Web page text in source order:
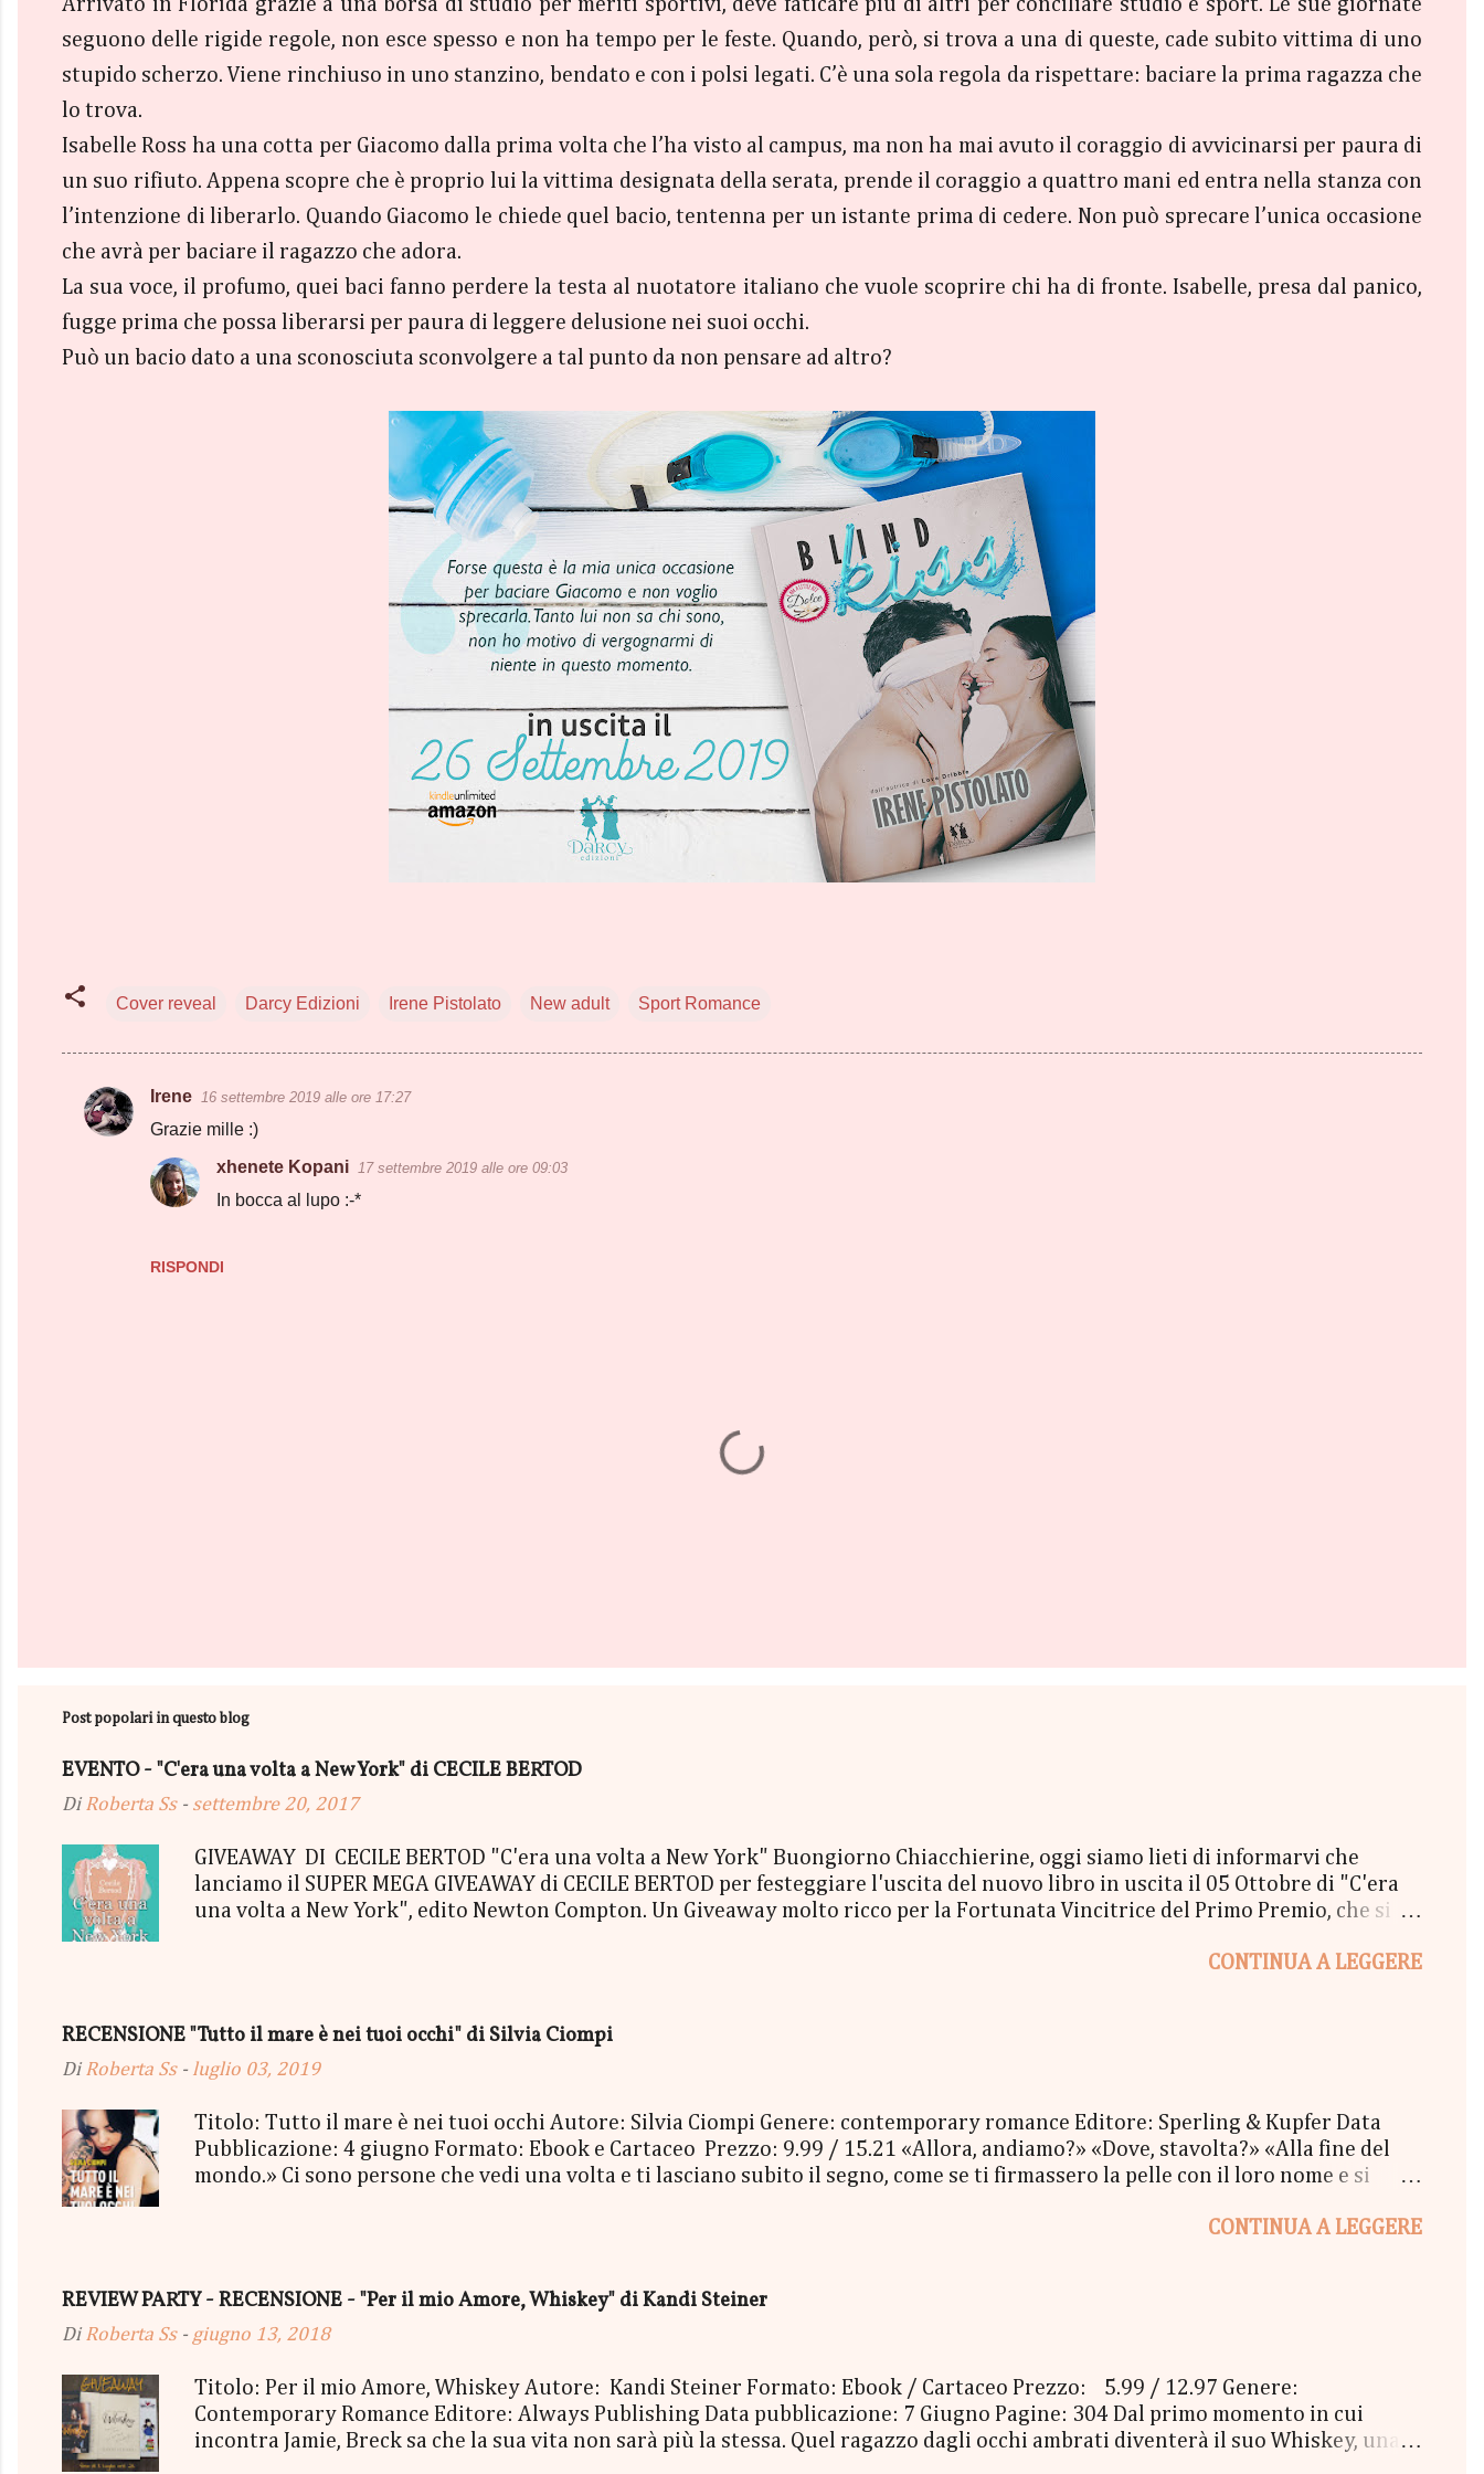
Arrivato in Florida grazie a una borsa di studio per meriti sportivi, deve faticare più di altri per conciliare studio e sport. Le sue giornate
seguono delle rigide regole, non esce spesso e non ha tempo per le feste. Quando, però, si trova a una di queste, cade subito vittima di uno
stupido scherzo. Viene rinchiuso in uno stanzino, bendato e con i polsi legati. C’è una sola regola da rispettare: baciare la prima ragazza che
lo trova.
Isabelle Ross ha una cotta per Giacomo dalla prima volta che l’ha visto al campus, ma non ha mai avuto il coraggio di avvicinarsi per paura di
un suo rifiuto. Appena scopre che è proprio lui la vittima designata della serata, prende il coraggio a quattro mani ed entra nella stanza con
l’intenzione di liberarlo. Quando Giacomo le chiede quel bacio, tentenna per un istante prima di cedere. Non può sprecare l’unica occasione
che avrà per baciare il ragazzo che adora.
La sua voce, il profumo, quei baci fanno perdere la testa al nuotatore italiano che vuole scoprire chi ha di fronte. Isabelle, presa dal panico,
fugge prima che possa liberarsi per paura di leggere delusione nei suoi occhi.
Può un bacio dato a una sconosciuta sconvolgere a tal punto da non pensare ad altro?
Cover reveal Darcy Edizioni Irene Pistolato New adult Sport Romance
C
Irene 16 settembre 2019 alle ore 17:27
Grazie mille :)
RISPONDI
xhenete Kopani 17 settembre 2019 alle ore 09:03
In bocca al lupo :-*
o
a
n
o
m
e
n
t
o
Post popolari in questo blog
EVENTO - "C'era una volta a New York" di CECILE BERTOD
DiRoberta Ss - settembre 20, 2017
GIVEAWAY DI CECILE BERTOD "C'era una volta a New York" Buongiorno Chiacchierine, oggi siamo lieti di informarvi che
lanciamo il SUPER MEGA GIVEAWAY di CECILE BERTOD per festeggiare l'uscita del nuovo libro in uscita il 05 Ottobre di "C'era
una volta a New York", edito Newton Compton. Un Giveaway molto ricco per la Fortunata Vincitrice del Primo Premio, che si
"tutto ma non il mio Tailleur" - una Mucchina Portachiavi - un Segnalibro - una Scatola di biscotti - un Messaggio in bottiglia
terminerà...
CONTINUA A LEGGERE
RECENSIONE "Tutto il mare è nei tuoi occhi" di Silvia Ciompi
DiRoberta Ss - luglio 03, 2019
Titolo: Tutto il mare è nei tuoi occhi Autore: Silvia Ciompi Genere: contemporary romance Editore: Sperling & Kupfer Data
Pubblicazione: 4 giugno Formato: Ebook e Cartaceo Prezzo: 9.99 / 15.21 «Allora, andiamo?» «Dove, stavolta?» «Alla fine del
mondo.» Ci sono persone che vedi una volta e ti lasciano subito il segno, come se ti firmassero la pelle con il loro nome e si
sorriso più strafottente dell'universo, è entrato nella vita di Gheghe senza avvisare, un pomeriggio d'inverno, mentre fuori il
essere così. Così bello, così vero, così pieno di risate, di baci e così doloros...
CONTINUA A LEGGERE
REVIEW PARTY - RECENSIONE - "Per il mio Amore, Whiskey" di Kandi Steiner
DiRoberta Ss - giugno 13, 2018
Titolo: Per il mio Amore, Whiskey Autore: Kandi Steiner Formato: Ebook / Cartaceo Prezzo: 5.99 / 12.97 Genere:
Contemporary Romance Editore: Always Publishing Data pubblicazione: 7 Giugno Pagine: 304 Dal primo momento in cui
incontra Jamie, Breck sa che la sua vita non sarà più la stessa. Quel ragazzo dagli occhi ambrati diventerà il suo Whiskey, una